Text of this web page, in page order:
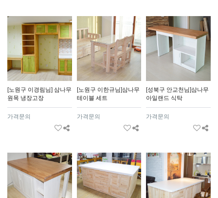
[노원구 이경림님] 삼나무
원목 냉장고장
가격문의
[노원구 이한규님]삼나무
테이블 세트
가격문의
[성북구 안교천님]삼나무
아일랜드 식탁
가격문의